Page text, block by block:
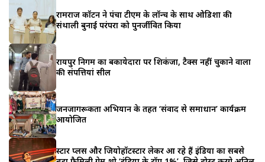
रामराज कॉटन ने पंचा टीएम के लॉन्च के साथ ओडिशा की
संथाली बुनाई परंपरा को पुनर्जीवित किया
रायपुर निगम का बकायेदारों पर शिकंजा, टैक्स नहीं चुकाने वालों
की संपत्तियां सील
जनजागरूकता अभियान के तहत ‘संवाद से समाधान’ कार्यक्रम
आयोजित
स्टार प्लस और जियोहॉटस्टार लेकर आ रहे हैं इंडिया का सबसे